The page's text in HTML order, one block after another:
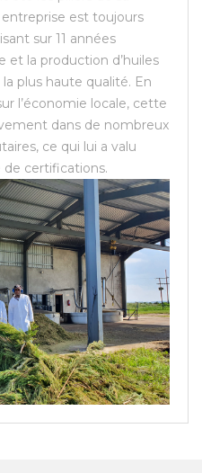
est toujours
sur 11 années
et la production d’huiles
plus haute qualité. En
l’économie locale, cette
dans de nombreux
ce qui lui a valu
de certifications.